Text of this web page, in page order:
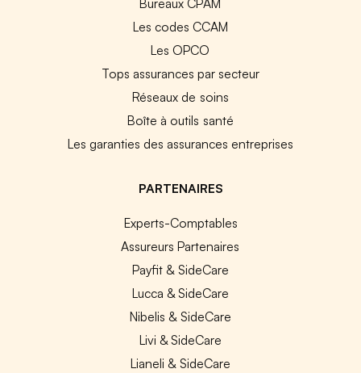
Les codes CCAM
Les OPCO
Tops assurances par secteur
Réseaux de soins
Boîte à outils santé
Les garanties des assurances entreprises
PARTENAIRES
Experts-Comptables
Assureurs Partenaires
Payfit & SideCare
Lucca & SideCare
Nibelis & SideCare
Livi & SideCare
Lianeli & SideCare